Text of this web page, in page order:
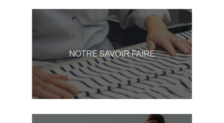
NOTRE SAVOIR FAIRE